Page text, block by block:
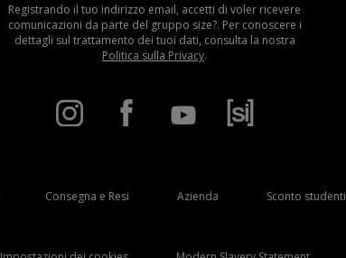
Registrando il tuo indirizzo email, accetti di voler ricevere
comunicazioni da parte del gruppo size?. Per conoscere i
dettagli sul trattamento dei tuoi dati, consulta la nostra
Politica sulla Privacy.
Consegna e Resi Azienda Sconto studenti